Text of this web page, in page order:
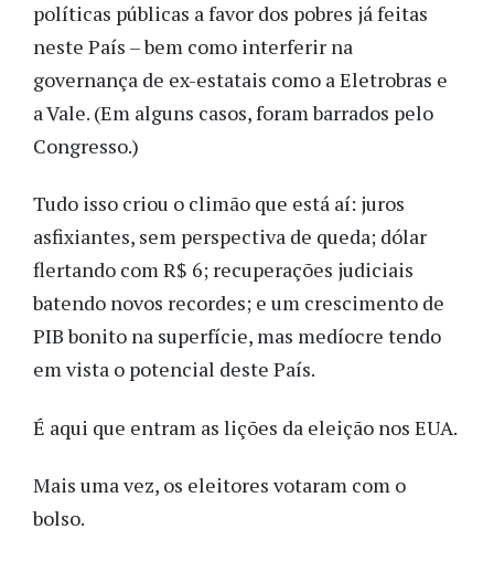
políticas públicas a favor dos pobres já feitas
neste País – bem como interferir na
governança de ex-estatais como a Eletrobras e
a Vale. (Em alguns casos, foram barrados pelo
Congresso.)
Tudo isso criou o climão que está aí: juros
asfixiantes, sem perspectiva de queda; dólar
flertando com R$ 6; recuperações judiciais
batendo novos recordes; e um crescimento de
PIB bonito na superfície, mas medíocre tendo
em vista o potencial deste País.
É aqui que entram as lições da eleição nos EUA.
Mais uma vez, os eleitores votaram com o
bolso.